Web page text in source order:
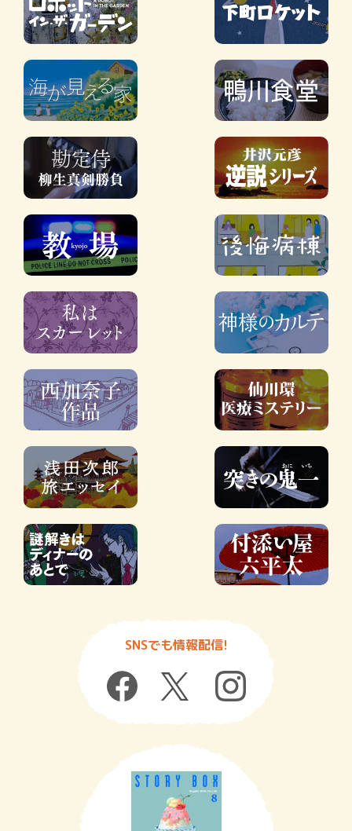
SNSでも情報配信!